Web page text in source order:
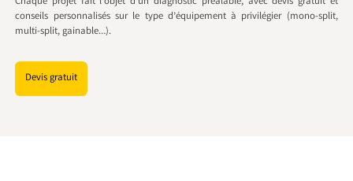
conseils personnalisés sur le type d’équipement à privilégier (mono-split,
multi-split, gainable…).
Devis gratuit